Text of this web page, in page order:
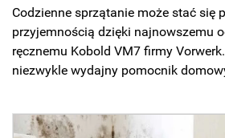
Codzienne sprzątanie może stać się
przyjemnością dzięki najnowszemu
ręcznemu Kobold VM7 firmy
niezwykle wydajny pomocnik